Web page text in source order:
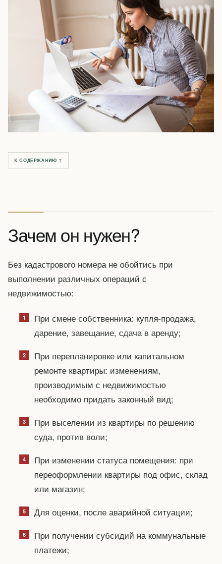
К СОДЕРЖАНИЮ ↑
Зачем он нужен?
Без кадастрового номера не обойтись при
выполнении различных операций с
недвижимостью:
При смене собственника: купля-продажа,
дарение, завещание, сдача в аренду;
При перепланировке или капитальном
ремонте квартиры: изменениям,
производимым с недвижимостью
необходимо придать законный вид;
При выселении из квартиры по решению
суда, против воли;
При изменении статуса помещения: при
переоформлении квартиры под офис, склад
или магазин;
Для оценки, после аварийной ситуации;
При получении субсидий на коммунальные
платежи;